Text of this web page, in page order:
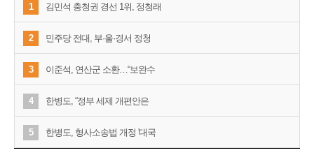
1 김민석 충청권 경선 1위, 정청래
2 민주당 전대, 부·울·경서 정청
3 이준석, 연산군 소환…“보완수
4 한병도, “정부 세제 개편안은
5 한병도, 형사소송법 개정 '대국